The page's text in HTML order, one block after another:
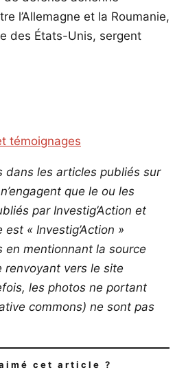
l’Allemagne et la Roumanie,
des États-Unis, sergent
témoignages
dans les articles publiés sur
que le ou les
par Investig’Action et
« Investig’Action »
mentionnant la source
vers le site
les photos ne portant
commons) ne sont pas
cet article ?